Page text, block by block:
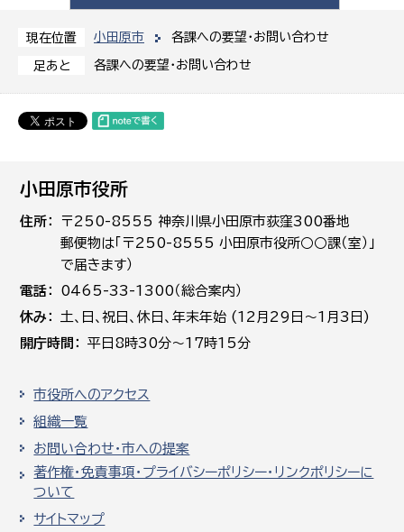
現在位置 小田原市 各課への要望・お問い合わせ
足あと 各課への要望・お問い合わせ
小田原市役所
住所
〒250-8555 神奈川県小田原市荻窪300番地
郵便物は「〒250-8555 小田原市役所○○課（室）」
で届きます）
電話
0465-33-1300（総合案内）
休み
土､日､祝日、休日、年末年始 (12月29日～1月3日)
開庁時間
平日8時30分～17時15分
市役所へのアクセス
組織一覧
お問い合わせ・市への提案
著作権・免責事項・プライバシーポリシー・リンクポリシーに
ついて
サイトマップ